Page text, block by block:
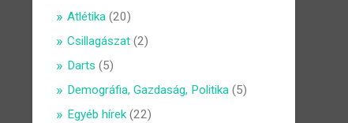
Atlétika (20)
Csillagászat (2)
Darts (5)
Demográfia, Gazdaság, Politika (5)
Egyéb hírek(22)